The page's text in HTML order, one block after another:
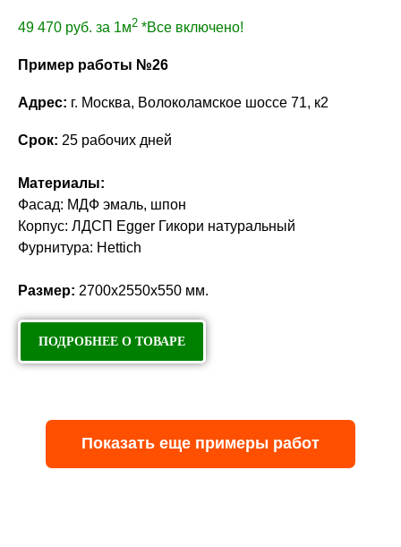
49 470 руб. за 1м2 *Все включено!
Пример работы №26
Адрес: г. Москва, Волоколамское шоссе 71, к2
Срок: 25 рабочих дней
Материалы:
Фасад: МДФ эмаль, шпон
Корпус: ЛДСП Egger Гикори натуральный
Фурнитура: Hettich
Размер: 2700х2550х550 мм.
ПОДРОБНЕЕ О ТОВАРЕ
Показать еще примеры работ